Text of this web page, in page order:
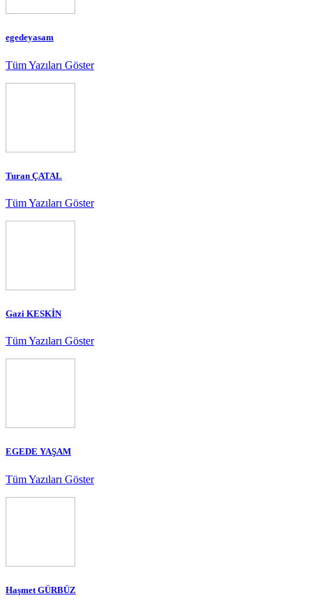
egedeyasam
Tüm Yazıları Göster
Turan ÇATAL
Tüm Yazıları Göster
Gazi KESKİN
Tüm Yazıları Göster
EGEDE YAŞAM
Tüm Yazıları Göster
Haşmet GÜRBÜZ